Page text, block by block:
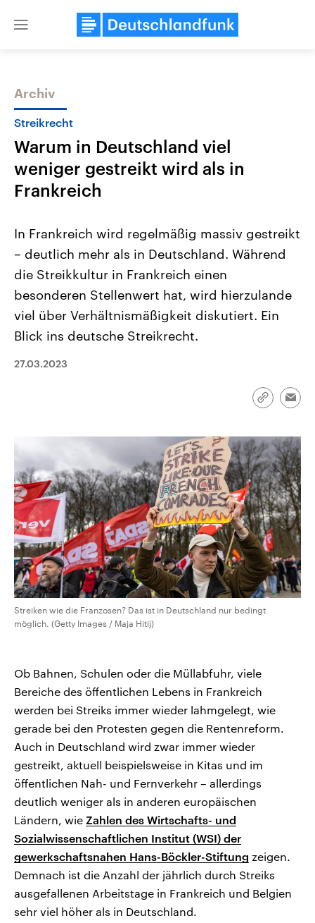
Close
Themen
Aktuelle Beiträge, Analysen und
Hintergründe
Wirtschaftlich und militärisch
gehören die Vereinigten Staaten zu
den mächtigsten Ländern der Erde,
mit großem Einfluss auf das
Aktuelle Lage und
Der Überfall der
Terrororganisation Hamas
Oktober 2023 auf Israel
Region wieder die Gewalt
Israel möchte die Hamas
Libanon vom Iran
Archiv
Streikrecht
Warum in Deutschland viel
weniger gestreikt wird als in
Frankreich
In Frankreich wird regelmäßig massiv gestreikt
– deutlich mehr als in Deutschland. Während
die Streikkultur in Frankreich einen
besonderen Stellenwert hat, wird hierzulande
viel über Verhältnismäßigkeit diskutiert. Ein
Blick ins deutsche Streikrecht.
27.03.2023
Link
Streiken wie die Franzosen? Das ist in Deutschland nur bedingt
möglich. (Getty Images / Maja Hitij)
Ob Bahnen, Schulen oder die Müllabfuhr, viele
Bereiche des öffentlichen Lebens in Frankreich
werden bei Streiks immer wieder lahmgelegt, wie
gerade bei den Protesten gegen die Rentenreform.
Auch in Deutschland wird zwar immer wieder
gestreikt, aktuell beispielsweise in Kitas und im
öffentlichen Nah- und Fernverkehr – allerdings
deutlich weniger als in anderen europäischen
Ländern, wie Zahlen des Wirtschafts- und
Sozialwissenschaftlichen Institut (WSI) der
gewerkschaftsnahen Hans-Böckler-Stiftung zeigen.
Demnach ist die Anzahl der jährlich durch Streiks
ausgefallenen Arbeitstage in Frankreich und Belgien
sehr viel höher als in Deutschland.